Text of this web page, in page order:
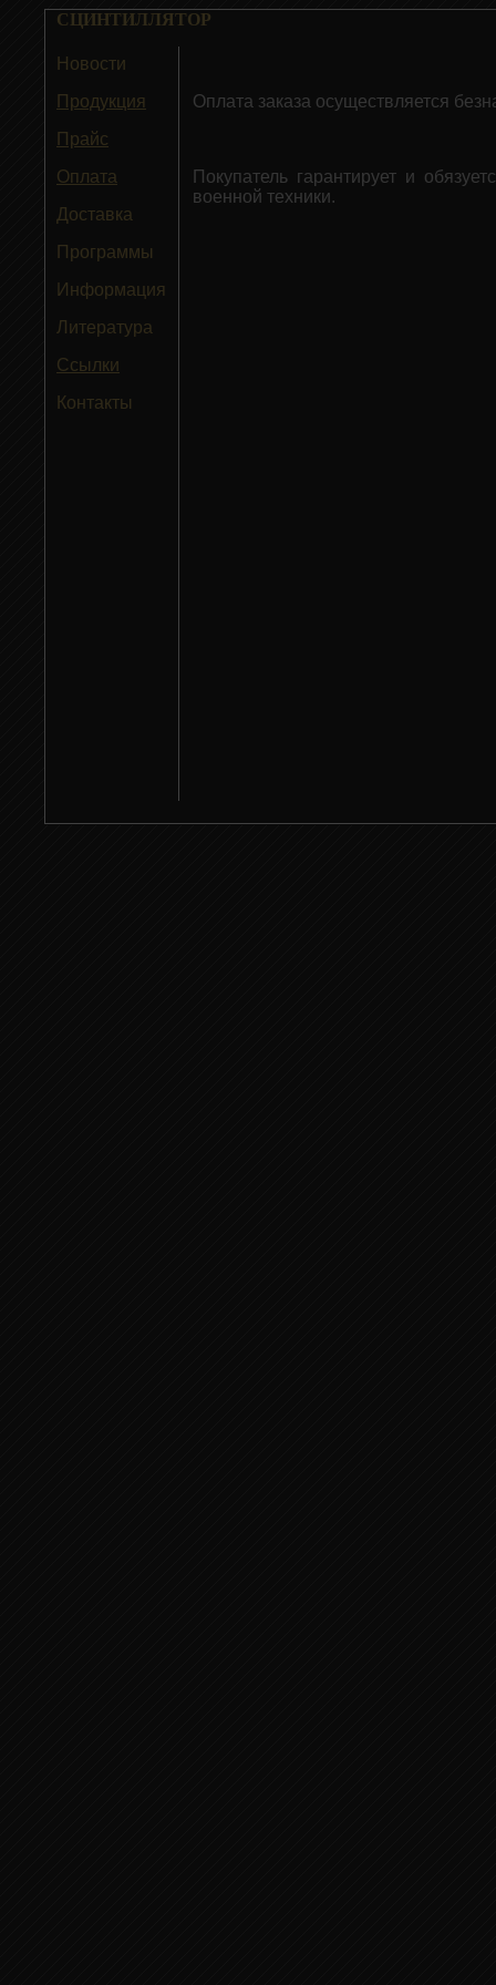
СЦИНТИЛЛЯТОР
Новости
Продукция
Прайс
Оплата
Доставка
Программы
Информация
Литература
Ссылки
Контакты
Оплата заказа осуществляется
Покупатель гарантирует и
военной техники.